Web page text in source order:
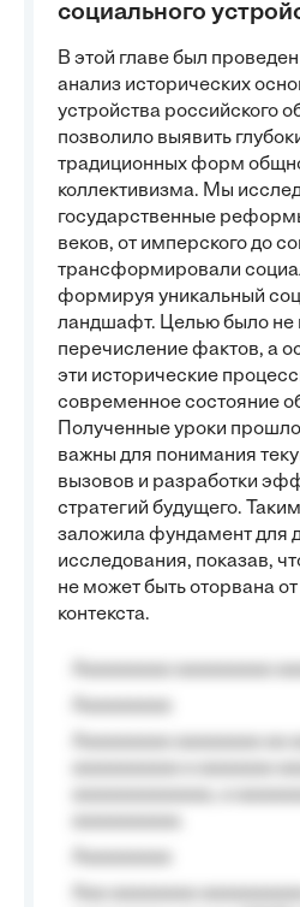
социального
В этой главе был
анализ исторических
устройства российского
позволило выявить
традиционных форм
коллективизма. Мы
государственные
веков, от имперского до
трансформировали
формируя уникальный
ландшафт. Целью было не
перечисление фактов, а
эти исторические
современное состояние
Полученные уроки
важны для понимания
вызовов и разработки
стратегий будущего.
заложила фундамент для
исследования, показав,
не может быть оторвана
контекста.